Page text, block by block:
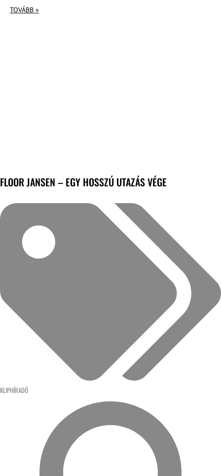
TOVÁBB »
FLOOR JANSEN – EGY HOSSZÚ UTAZÁS VÉGE
KLIPHÍRADÓ